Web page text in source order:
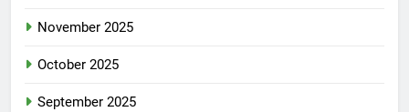
November 2025
October 2025
September 2025